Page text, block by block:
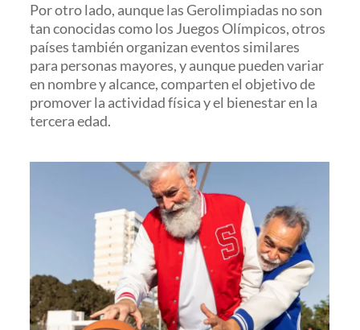
Por otro lado, aunque las Gerolimpiadas no son
tan conocidas como los Juegos Olímpicos, otros
países también organizan eventos similares
para personas mayores, y aunque pueden variar
en nombre y alcance, comparten el objetivo de
promover la actividad física y el bienestar en la
tercera edad.